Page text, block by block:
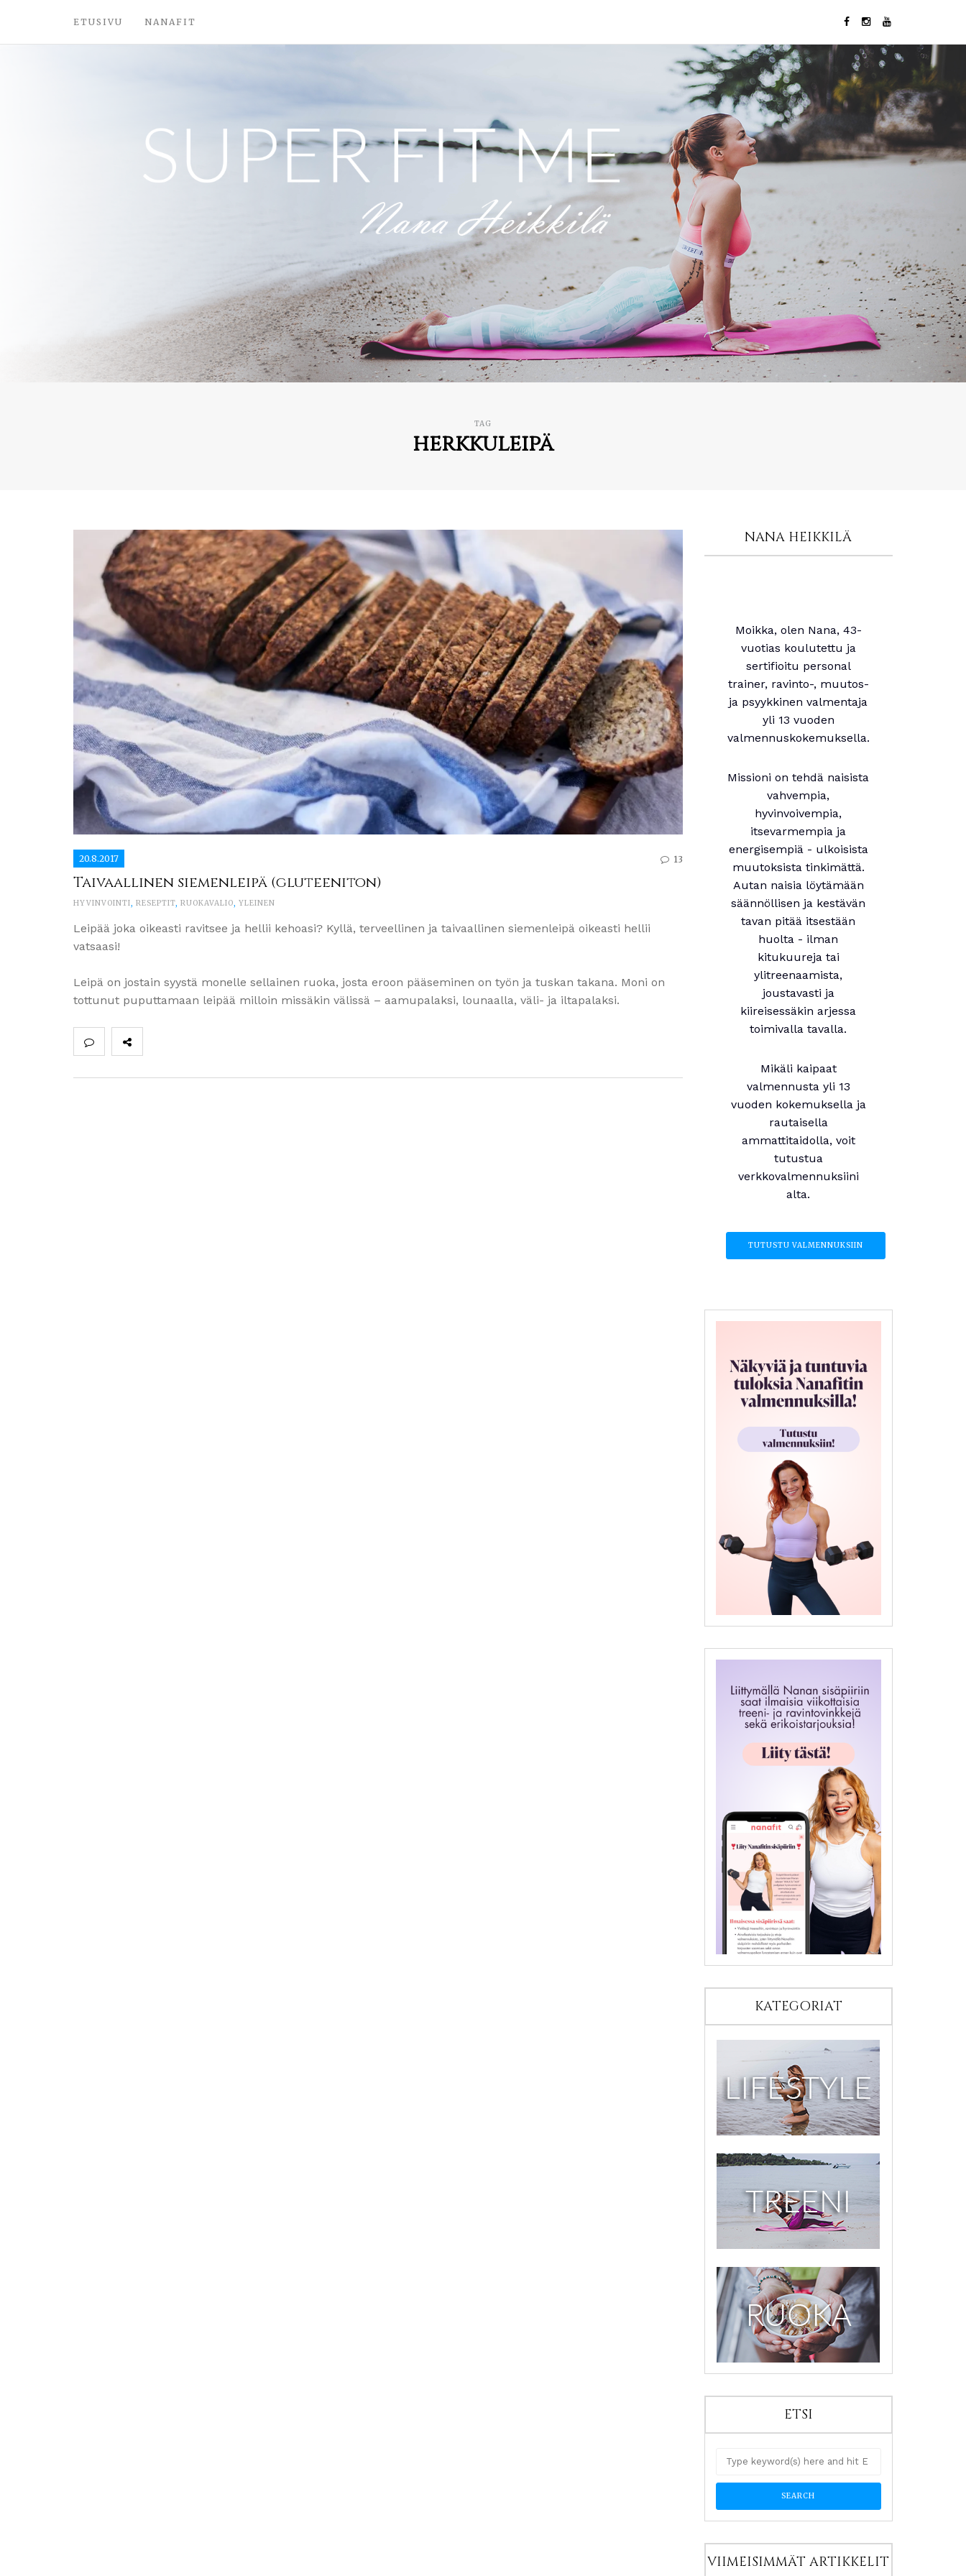
ETUSIVU NANAFIT
TAG
herkkuleipä
20.8.2017 13
Taivaallinen siemenleipä (gluteeniton)
HYVINVOINTI, RESEPTIT, RUOKAVALIO, YLEINEN
Leipää joka oikeasti ravitsee ja hellii kehoasi? Kyllä, terveellinen ja taivaallinen siemenleipä oikeasti hellii
vatsaasi!
Leipä on jostain syystä monelle sellainen ruoka, josta eroon pääseminen on työn ja tuskan takana. Moni on
tottunut puputtamaan leipää milloin missäkin välissä – aamupalaksi, lounaalla, väli- ja iltapalaksi.
NANA HEIKKILÄ
Moikka, olen Nana, 43-
vuotias koulutettu ja
sertifioitu personal
trainer, ravinto-, muutos-
ja psyykkinen valmentaja
yli 13 vuoden
valmennuskokemuksella.
Missioni on tehdä naisista
vahvempia,
hyvinvoivempia,
itsevarmempia ja
energisempiä - ulkoisista
muutoksista tinkimättä.
Autan naisia löytämään
säännöllisen ja kestävän
tavan pitää itsestään
huolta - ilman
kitukuureja tai
ylitreenaamista,
joustavasti ja
kiireisessäkin arjessa
toimivalla tavalla.
Mikäli kaipaat
valmennusta yli 13
vuoden kokemuksella ja
rautaisella
ammattitaidolla, voit
tutustua
verkkovalmennuksiini
alta.
TUTUSTU VALMENNUKSIIN
KATEGORIAT
ETSI
VIIMEISIMMÄT ARTIKKELIT